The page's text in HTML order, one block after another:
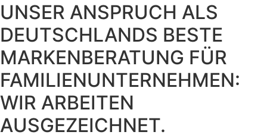
UNSER ANSPRUCH ALS
DEUTSCHLANDS BESTE
MARKENBERATUNG FÜR
FAMILIENUNTERNEHMEN:
WIR ARBEITEN
AUSGEZEICHNET.